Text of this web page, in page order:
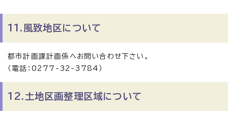
11.風致地区について
都市計画課計画係へお問い合わせ下さい。
（電話：0277-32-3784）
12.土地区画整理区域について